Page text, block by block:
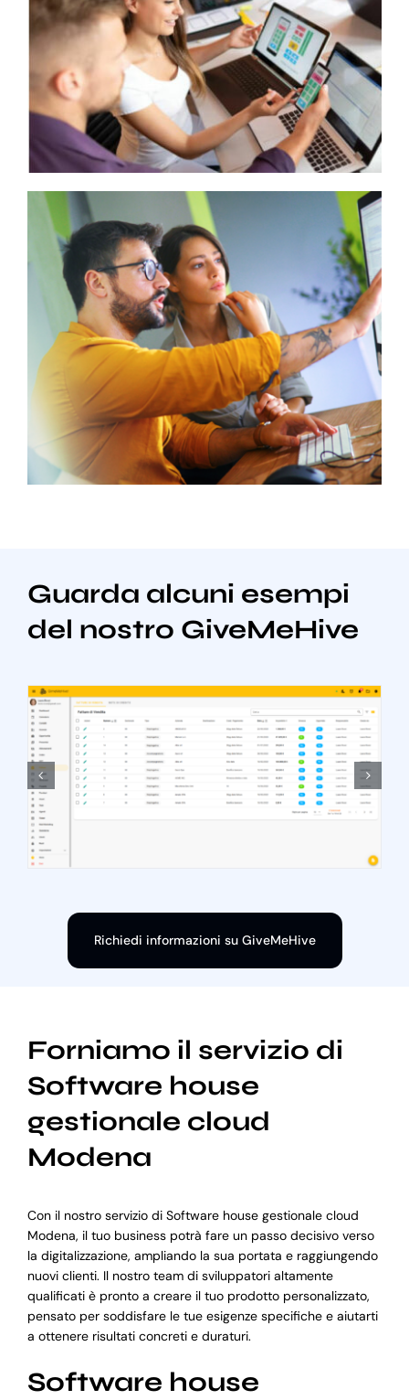
Guarda alcuni esempi
del nostro GiveMeHive
Richiedi informazioni su GiveMeHive
Forniamo il servizio di
Software house
gestionale cloud
Modena
Con il nostro servizio di Software house gestionale cloud
Modena, il tuo business potrà fare un passo decisivo verso
la digitalizzazione, ampliando la sua portata e raggiungendo
nuovi clienti. Il nostro team di sviluppatori altamente
qualificati è pronto a creare il tuo prodotto personalizzato,
pensato per soddisfare le tue esigenze specifiche e aiutarti
a ottenere risultati concreti e duraturi.
Software house